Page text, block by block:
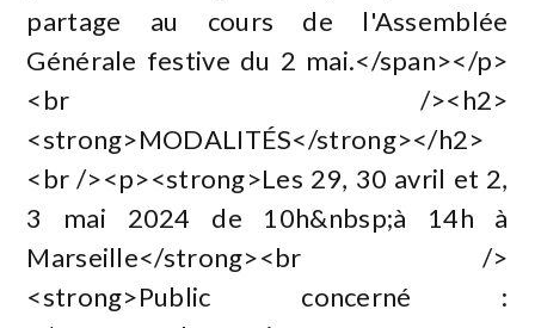
partage au cours de l'Assemblée
Générale festive du 2 mai.</span></p>
<br /><h2>
<strong>MODALITÉS</strong></h2>
<br /><p><strong>Les 29, 30 avril et 2,
3 mai 2024 de 10h&nbsp;à 14h à
Marseille</strong><br />
<strong>Public concerné :